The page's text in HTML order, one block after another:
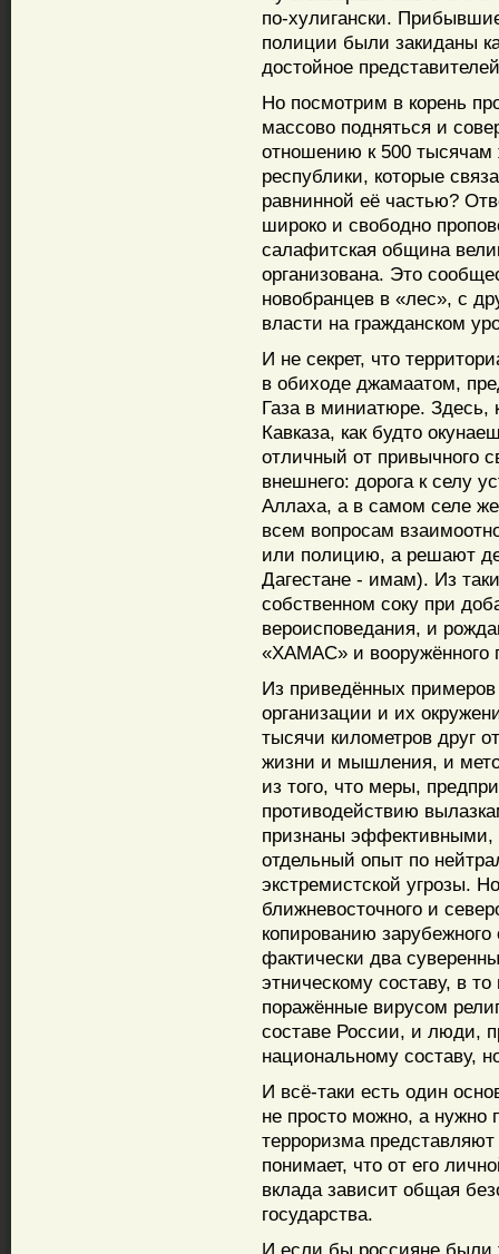
по-хулигански.
полиции были закиданы
достойное
Но посмотрим в корень
массово подняться и
отношению к 500 тысячам
республики, которые
равнинной её частью?
широко и свободно
салафитская община
организована. Это
новобранцев в «лес», с
власти на гражданском
И не секрет, что
в обиходе джамаатом,
Газа в миниатюре. Здесь,
Кавказа, как будто
отличный от привычного
внешнего: дорога к селу
Аллаха, а в самом селе
всем вопросам
или полицию, а решают
Дагестане - имам). Из
собственном соку при
вероисповедания, и
«ХАМАС» и вооружённого
Из приведённых
организации и их
тысячи километров друг
жизни и мышления, и
из того, что меры,
противодействию
признаны
отдельный опыт по
экстремистской угрозы.
ближневосточного и
копированию
фактически два
этническому составу, в
поражённые вирусом
составе России, и люди,
национальному составу,
И всё-таки есть один
не просто можно, а нужно
терроризма
понимает, что от его
вклада зависит общая
государства.
И если бы россияне были